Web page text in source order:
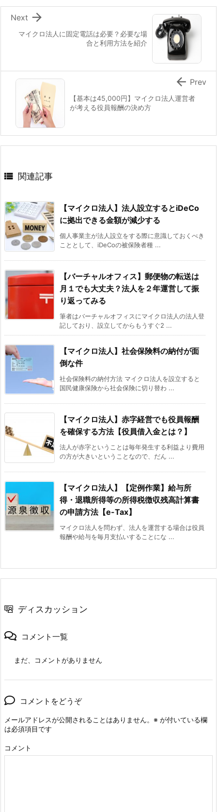
マイクロ法人に固定電話は必要？必要な場
合と利用方法を紹介

Next
【基本は45,000円】マイクロ法人運営者
が考える役員報酬の決め方
 Prev
 関連記事
【マイクロ法人】法人設立するとiDeCo
に拠出できる金額が減少する
個人事業主が法人設立をする際に意識しておくべき
こととして、iDeCoの被保険者種 ...
【バーチャルオフィス】郵便物の転送は
月１でも大丈夫？法人を２年運営して振
り返ってみる
筆者はバーチャルオフィスにマイクロ法人の法人登
記しており、設立してからもうすぐ2 ...
【マイクロ法人】社会保険料の納付が面
倒な件
社会保険料の納付方法 マイクロ法人を設立すると
国民健康保険から社会保険に切り替わ ...
【マイクロ法人】赤字経営でも役員報酬
を確保する方法【役員借入金とは？】
法人が赤字ということは毎年発生する利益より費用
の方が大きいということなので、だん ...
【マイクロ法人】【定例作業】給与所
得・退職所得等の所得税徴収残高計算書
の申請方法【e-Tax】
マイクロ法人を問わず、法人を運営する場合は役員
報酬や給与を毎月支払いすることにな ...
ディスカッション
コメント一覧
まだ、コメントがありません
コメントをどうぞ
メールアドレスが公開されることはありません。 ※ が付いている欄
は必須項目です
コメント